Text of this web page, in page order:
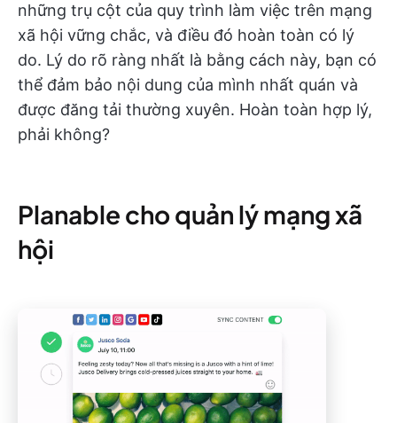
những trụ cột của quy trình làm việc trên mạng
xã hội vững chắc, và điều đó hoàn toàn có lý
do. Lý do rõ ràng nhất là bằng cách này, bạn có
thể đảm bảo nội dung của mình nhất quán và
được đăng tải thường xuyên. Hoàn toàn hợp lý,
phải không?
Planable cho quản lý mạng xã
hội